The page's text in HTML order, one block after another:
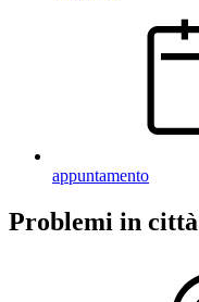
appuntamento
Problemi in città